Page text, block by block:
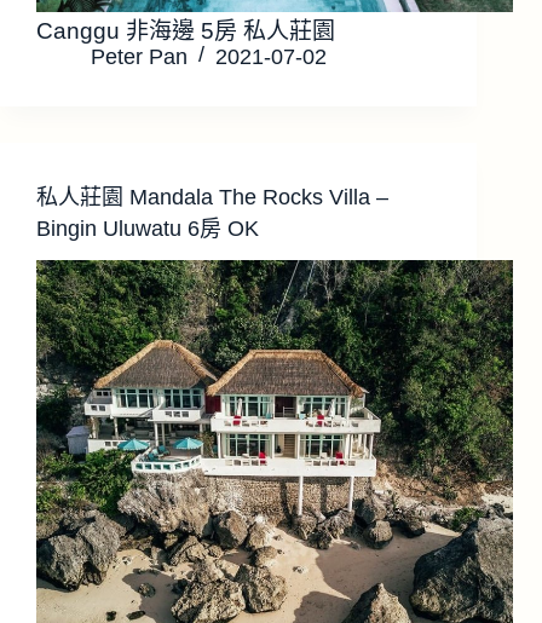
Canggu 非海邊 5房 私人莊園
Peter Pan 2021-07-02
私人莊園 Mandala The Rocks Villa –
Bingin Uluwatu 6房 OK